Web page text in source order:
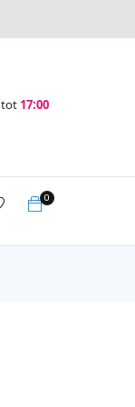
tot 17:00
0